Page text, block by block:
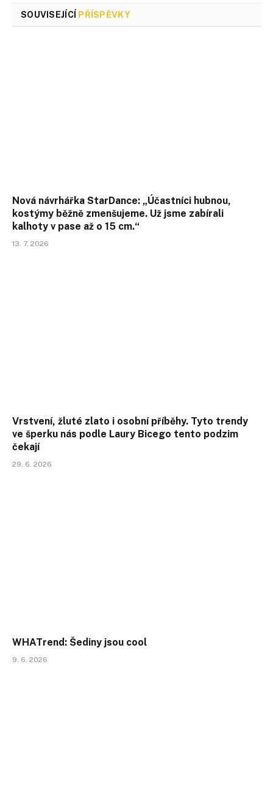
SOUVISEJÍCÍ PŘÍSPĚVKY
Nová návrhářka StarDance: „Účastníci hubnou,
kostýmy běžně zmenšujeme. Už jsme zabírali
kalhoty v pase až o 15 cm.“
13. 7. 2026
Vrstvení, žluté zlato i osobní příběhy. Tyto trendy
ve šperku nás podle Laury Bicego tento podzim
čekají
29. 6. 2026
WHATrend: Šediny jsou cool
9. 6. 2026